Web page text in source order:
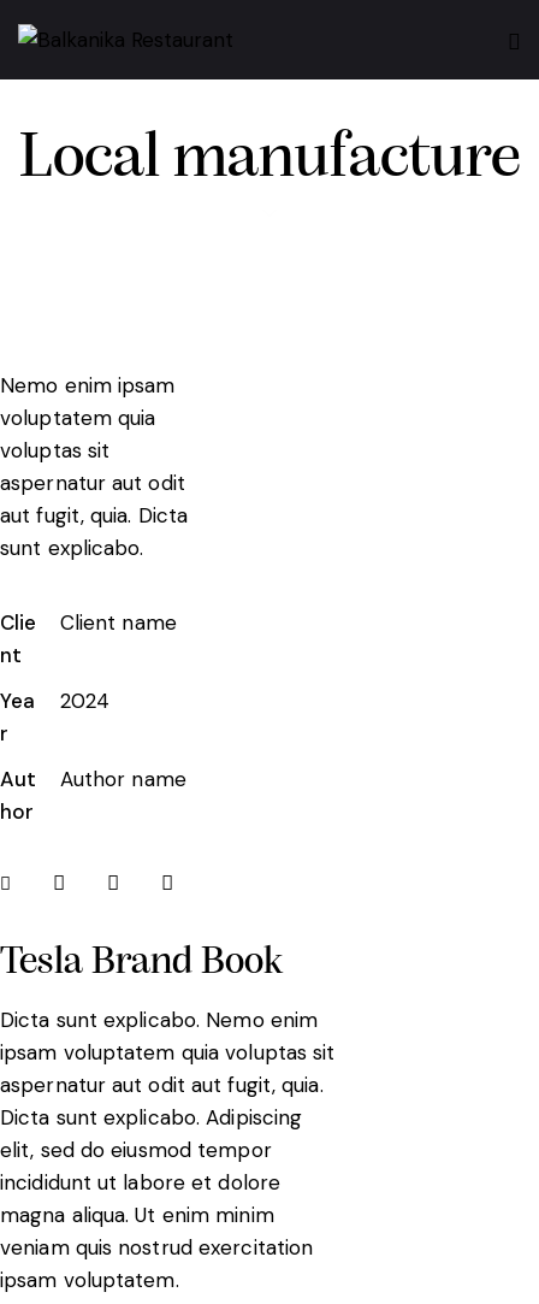
Local manufacture
Nemo enim ipsam
voluptatem quia
voluptas sit
aspernatur aut odit
aut fugit, quia. Dicta
sunt explicabo.
Clie
nt
Client name
Yea
r
2024
Aut
hor
Author name
Tesla Brand Book
Dicta sunt explicabo. Nemo enim
ipsam voluptatem quia voluptas sit
aspernatur aut odit aut fugit, quia.
Dicta sunt explicabo. Adipiscing
elit, sed do eiusmod tempor
incididunt ut labore et dolore
magna aliqua. Ut enim minim
veniam quis nostrud exercitation
ipsam voluptatem.